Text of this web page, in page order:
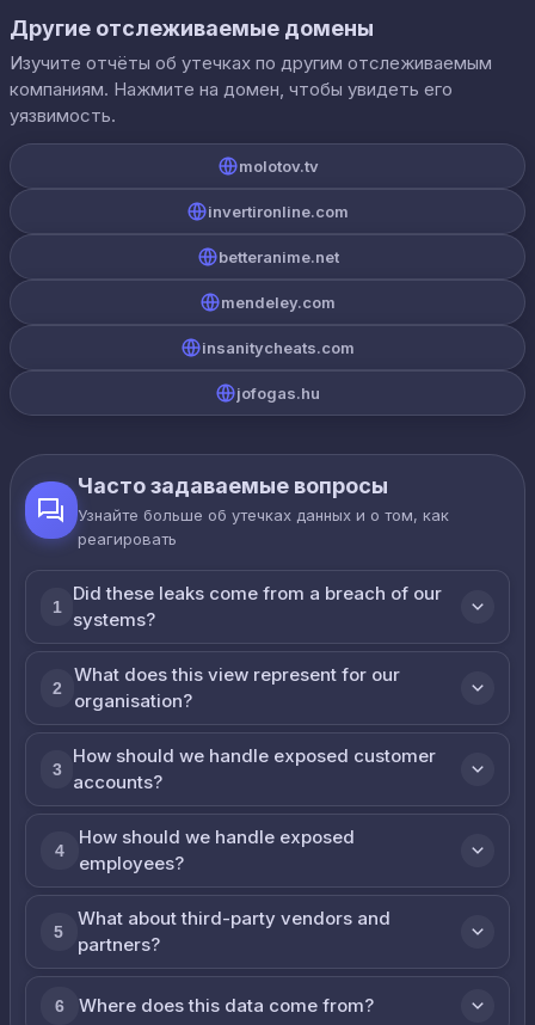
Другие отслеживаемые домены
Изучите отчёты об утечках по другим отслеживаемым
компаниям. Нажмите на домен, чтобы увидеть его
уязвимость.
molotov.tv
invertironline.com
betteranime.net
mendeley.com
insanitycheats.com
jofogas.hu
Часто задаваемые вопросы
Узнайте больше об утечках данных и о том, как
реагировать
1
Did these leaks come from a breach of our
systems?
2
What does this view represent for our
organisation?
3
How should we handle exposed customer
accounts?
4
How should we handle exposed
employees?
5
What about third-party vendors and
partners?
6 Where does this data come from?